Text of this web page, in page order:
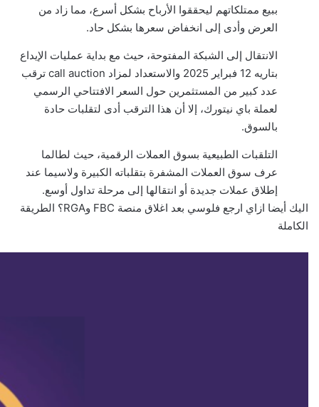
ببيع ممتلكاتهم ليحققوا الأرباح بشكل أسرع، مما زاد من
العرض وأدى إلى انخفاض سعرها بشكل حاد.
الانتقال إلى الشبكة المفتوحة، حيث مع بداية عمليات الإيداع
بتاريه 12 فبراير 2025 والاستعداد لمزاد call auction ترقب
عدد كبير من المستثمرين حول السعر الافتتاحي الرسمي
لعملة باي نيتورك، إلا أن هذا الترقب أدى لتقلبات حادة
بالسوق.
التلقبات الطبيعية بسوق العملات الرقمية، حيث لطالما
عرف سوق العملات المشفرة بتقلباته الكبيرة ولاسيما عند
إطلاق عملات جديدة أو انتقالها إلى مرحلة تداول أوسع.
اليك أيضا
ازاي ارجع فلوسي بعد اغلاق منصة FBC وRGA؟ الطريقة
الكاملة